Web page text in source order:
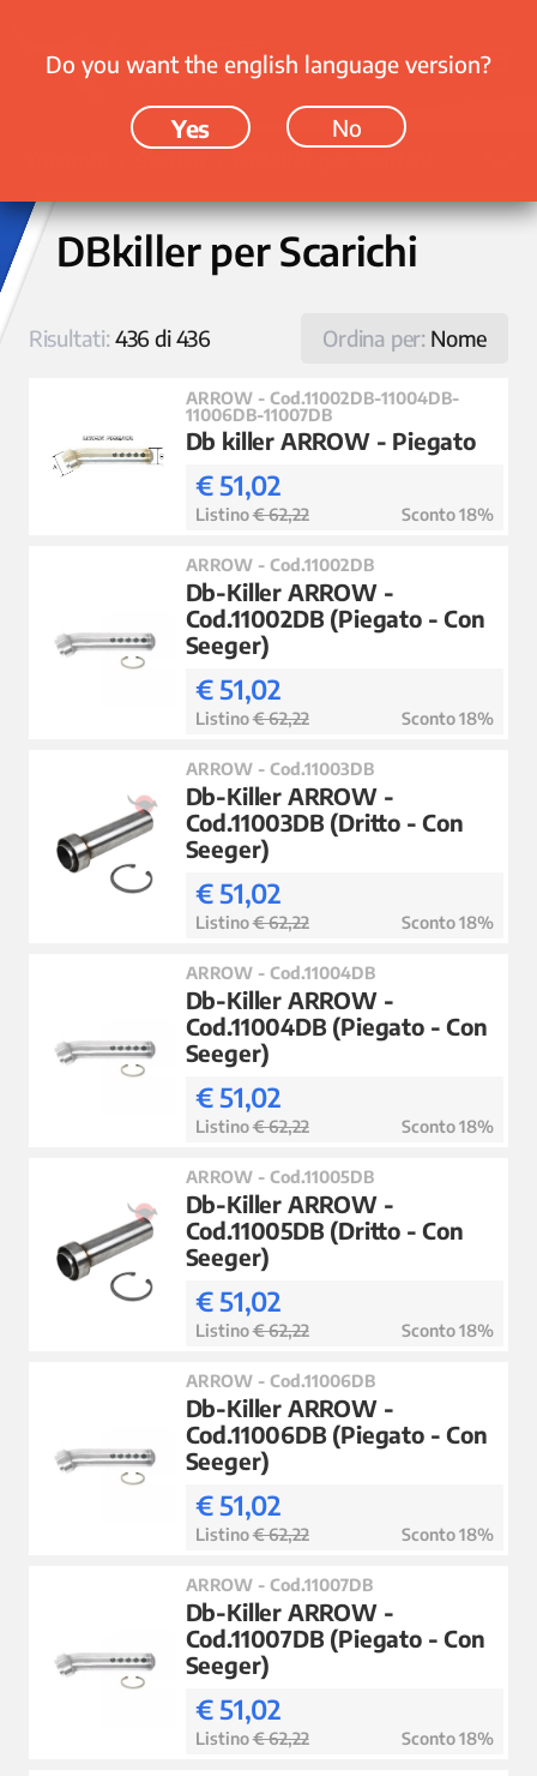
DBkiller per Scarichi
Ordina per: Nome
Risultati:436 di 436
ARROW - Cod.11002DB-11004DB-
11006DB-11007DB
Db killer ARROW - Piegato
€ 51,02
Listino€ 62,22 Sconto 18%
ARROW - Cod.11002DB
Db-Killer ARROW -
Cod.11002DB (Piegato - Con
Seeger)
€ 51,02
Listino€ 62,22 Sconto 18%
ARROW - Cod.11003DB
Db-Killer ARROW -
Cod.11003DB (Dritto - Con
Seeger)
€ 51,02
Listino€ 62,22 Sconto 18%
ARROW - Cod.11004DB
Db-Killer ARROW -
Cod.11004DB (Piegato - Con
Seeger)
€ 51,02
Listino€ 62,22 Sconto 18%
ARROW - Cod.11005DB
Db-Killer ARROW -
Cod.11005DB (Dritto - Con
Seeger)
€ 51,02
Listino€ 62,22 Sconto 18%
ARROW - Cod.11006DB
Db-Killer ARROW -
Cod.11006DB (Piegato - Con
Seeger)
€ 51,02
Listino€ 62,22 Sconto 18%
ARROW - Cod.11007DB
Db-Killer ARROW -
Cod.11007DB (Piegato - Con
Seeger)
€ 51,02
Listino€ 62,22 Sconto 18%
Do you want the english language version?
Yes No